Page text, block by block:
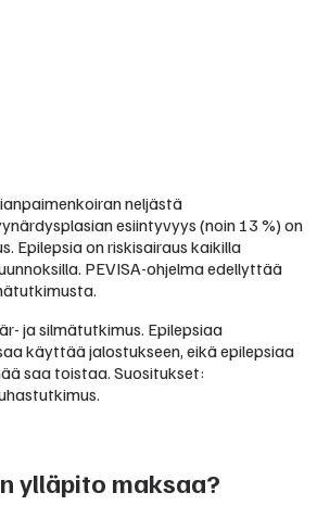
neljästä
esiintyvyys (noin 13 %) on
Epilepsia on riskisairaus kaikilla
PEVISA-ohjelma edellyttää
ja silmätutkimus. Epilepsiaa
käyttää jalostukseen, eikä epilepsiaa
saa toistaa. Suositukset:
ylläpito maksaa?